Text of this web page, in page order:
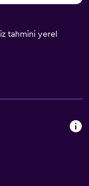
tahmini yerel